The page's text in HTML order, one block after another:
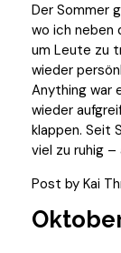
Der Sommer
wo ich neben
um Leute zu
wieder
Anything war
wieder
klappen. Seit
viel zu ruhig
Post by Kai